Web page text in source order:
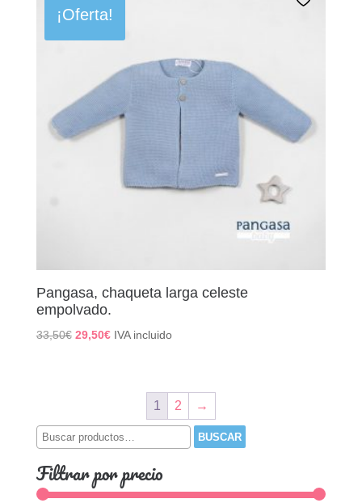
33,50€.29,50€.
¡Oferta!
Pangasa, chaqueta larga celeste
empolvado.
33,50€ El
29,50€ElIVA incluido
1 2
→
Buscar
por:
BUSCAR
Filtrar por precio